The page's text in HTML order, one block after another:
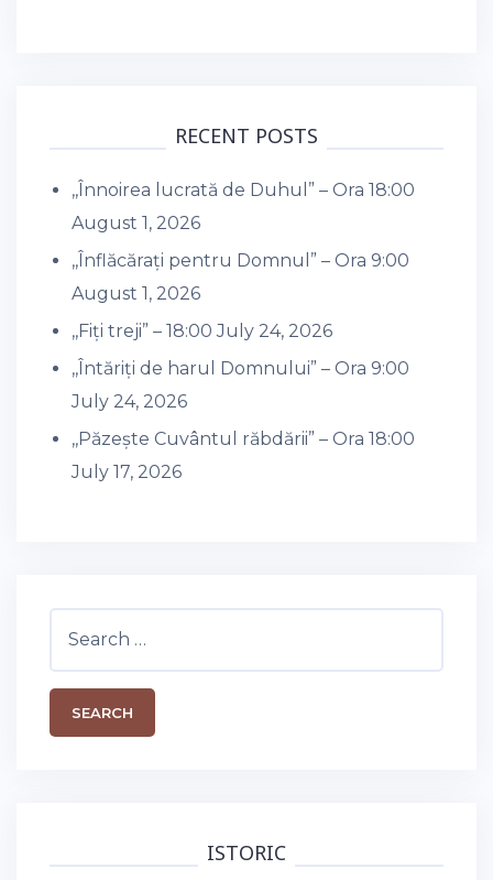
RECENT POSTS
,,Înnoirea lucrată de Duhul” – Ora 18:00
August 1, 2026
,,Înflăcărați pentru Domnul” – Ora 9:00
August 1, 2026
,,Fiți treji” – 18:00 July 24, 2026
,,Întăriți de harul Domnului” – Ora 9:00
July 24, 2026
,,Păzește Cuvântul răbdării” – Ora 18:00
July 17, 2026
ISTORIC